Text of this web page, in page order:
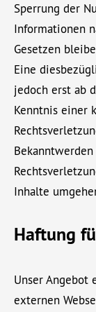
Sperrung der
Informationen
Gesetzen
Eine
jedoch erst ab
Kenntnis einer
Inhalte
Haftung
Unser Angebot
externen